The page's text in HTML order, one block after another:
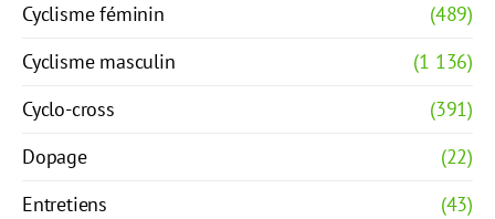
Cyclisme féminin
(489)
Cyclisme masculin
(1 136)
Cyclo-cross
(391)
Dopage
(22)
Entretiens
(43)